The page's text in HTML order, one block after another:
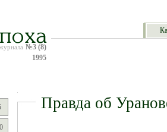
№3 (8)
1995
Правда об